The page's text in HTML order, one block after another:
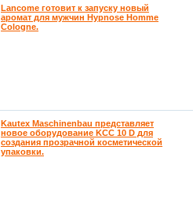
Lancome готовит к запуску новый
аромат для мужчин Hypnose Homme
Cologne.
Kautex Maschinenbau представляет
новое оборудование KCC 10 D для
создания прозрачной косметической
упаковки.